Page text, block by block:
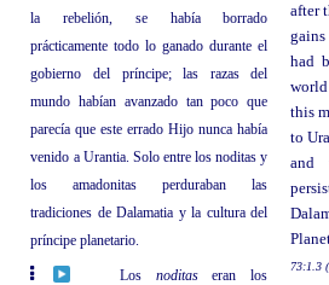
la rebelión, se había borrado
prácticamente todo lo ganado durante el
gobierno del príncipe; las razas del
mundo habían avanzado tan poco que
parecía que este errado Hijo nunca había
venido a Urantia. Solo entre los noditas y
los amadonitas perduraban las
tradiciones de Dalamatia y la cultura del
príncipe planetario.
after
gains
had
this
to
and
Los noditaseran los
73:1.3